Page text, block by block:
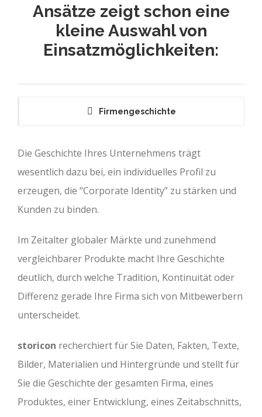
Ansätze zeigt schon eine
kleine Auswahl von
Einsatzmöglichkeiten:
Firmengeschichte
Die Geschichte Ihres Unternehmens trägt
wesentlich dazu bei, ein individuelles Profil zu
erzeugen, die “Corporate Identity” zu stärken und
Kunden zu binden.
Im Zeitalter globaler Märkte und zunehmend
vergleichbarer Produkte macht Ihre Geschichte
deutlich, durch welche Tradition, Kontinuität oder
Differenz gerade Ihre Firma sich von Mitbewerbern
unterscheidet.
storicon recherchiert für Sie Daten, Fakten, Texte,
Bilder, Materialien und Hintergründe und stellt für
Sie die Geschichte der gesamten Firma, eines
Produktes, einer Entwicklung, eines Zeitabschnitts,